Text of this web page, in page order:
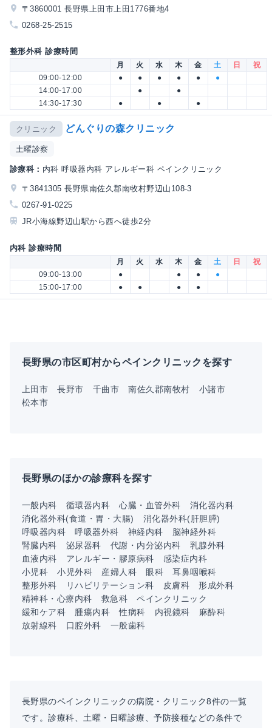
〒3860001 長野県上田市上田1776番地4
0268-25-2515
整形外科 診療時間
月 火 水 木 金 土 日
祝
09:00-12:00
● ● ● ● ●
●
14:00-17:00
●
●
14:30-17:30
● ● ●
クリニック どんぐりの森クリニック
土曜診察
診療科： 内科 呼吸器内科 アレルギー科 ペインクリニック
〒3841305 長野県南佐久郡南牧村野辺山108-3
0267-91-0225
JR小海線野辺山駅から西へ徒歩2分
内科 診療時間
月 火 水 木 金 土 日
祝
09:00-13:00
● ● ●
●
15:00-17:00
● ● ● ●
長野県の市区町村からペインクリニックを探す
上田市 長野市 千曲市 南佐久郡南牧村
小諸市
松本市
長野県のほかの診療科を探す
一般内科 循環器内科 心臓・血管外科
消化器内科
消化器外科(食道・胃・大腸)
消化器外科(肝胆膵)
呼吸器内科
呼吸器外科 神経内科
脳神経外科
腎臓内科
泌尿器科 代謝・内分泌内科
乳腺外科
血液内科
アレルギー・膠原病科
感染症内科
小児科
小児外科 産婦人科 眼科
耳鼻咽喉科
整形外科
リハビリテーション科 皮膚科
形成外科
精神科・心療内科
救急科
ペインクリニック
緩和ケア科
腫瘍内科 性病科 内視鏡科
麻酔科
放射線科
口腔外科 一般歯科
長野県のペインクリニックの病院・クリニック8件の一覧
です。診療科、土曜・日曜診療、予防接種などの条件で